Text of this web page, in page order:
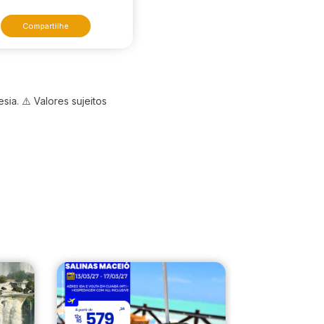
Compartilhe
⚠️ Valores sujeitos